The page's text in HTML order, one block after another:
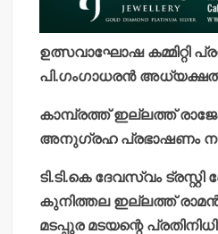
ഉത്സവാഘോഷ കമ്മിറ്റി
പി.ഗംഗാധരന്‍ അധ്യക്ഷത
കാമ്പ്രത്ത് ഇല്ലത്ത്
അനുഗ്രഹ പ്രഭാഷണം
ടി.ടി.കെ ദേവസ്വം
കുനിത്തല ഇല്ലത്ത് രാമന്‍
മടപ്പുര മടയന്റെ